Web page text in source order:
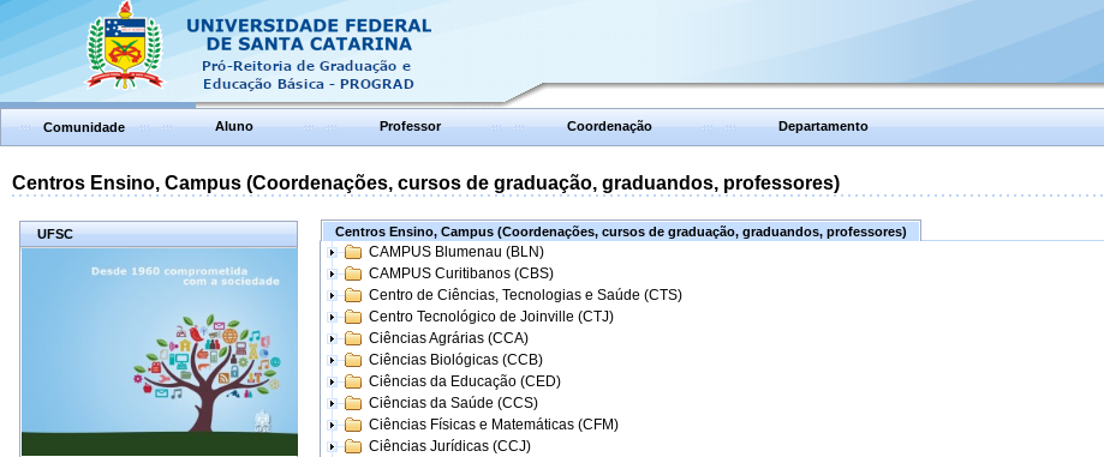
Comunidade Aluno Professor Coordenação Departamento
Centros Ensino, Campus (Coordenações, cursos de graduação, graduandos, professores)
UFSC Centros Ensino, Campus (Coordenações, cursos de graduação, graduandos, professores)
CAMPUS Blumenau (BLN)
CAMPUS Curitibanos (CBS)
Centro de Ciências, Tecnologias e Saúde (CTS)
Centro Tecnológico de Joinville (CTJ)
Ciências Agrárias (CCA)
Ciências Biológicas (CCB)
Ciências da Educação (CED)
Ciências da Saúde (CCS)
Ciências Físicas e Matemáticas (CFM)
Ciências Jurídicas (CCJ)